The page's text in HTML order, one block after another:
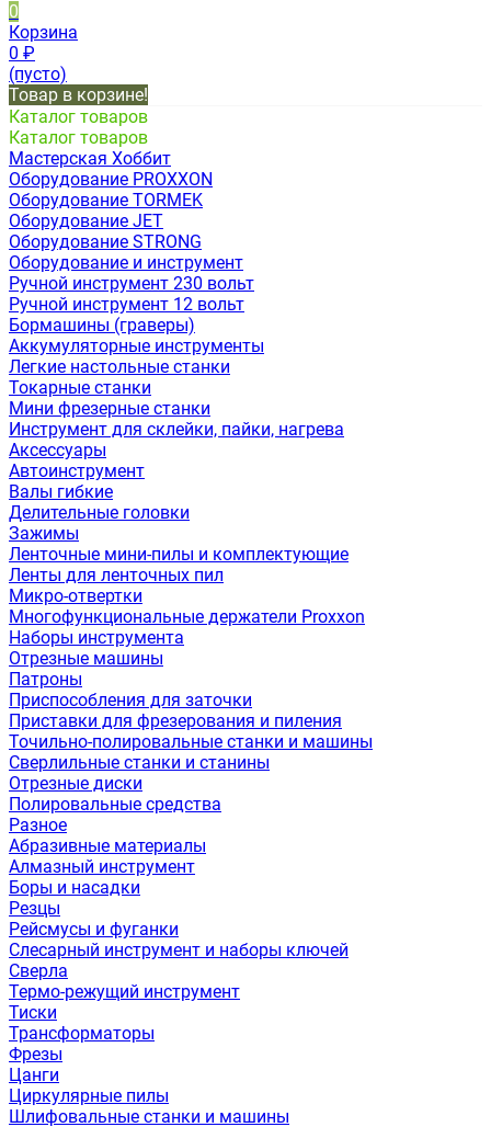
0
Корзина
0 ₽
(пусто)
Товар в корзине!
Каталог товаров
Каталог товаров
Мастерская Хоббит
Оборудование PROXXON
Оборудование TORMEK
Оборудование JET
Оборудование STRONG
Оборудование и инструмент
Ручной инструмент 230 вольт
Ручной инструмент 12 вольт
Бормашины (граверы)
Аккумуляторные инструменты
Легкие настольные станки
Токарные станки
Мини фрезерные станки
Инструмент для склейки, пайки, нагрева
Аксессуары
Автоинструмент
Валы гибкие
Делительные головки
Зажимы
Ленточные мини-пилы и комплектующие
Ленты для ленточных пил
Микро-отвертки
Многофункциональные держатели Proxxon
Наборы инструмента
Отрезные машины
Патроны
Приспособления для заточки
Приставки для фрезерования и пиления
Точильно-полировальные станки и машины
Сверлильные станки и станины
Отрезные диски
Полировальные средства
Разное
Абразивные материалы
Алмазный инструмент
Боры и насадки
Резцы
Рейсмусы и фуганки
Слесарный инструмент и наборы ключей
Сверла
Термо-режущий инструмент
Тиски
Трансформаторы
Фрезы
Цанги
Циркулярные пилы
Шлифовальные станки и машины